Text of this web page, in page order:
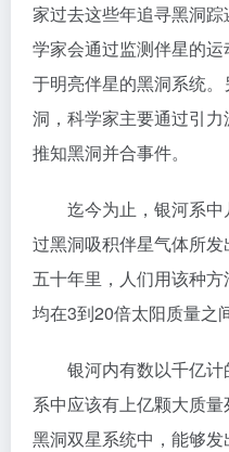
家过去这些年追寻黑洞
学家会通过监测伴星的
于明亮伴星的黑洞系统
洞，科学家主要通过引
推知黑洞并合事件。
迄今为止，银河系中
过黑洞吸积伴星气体所
五十年里，人们用该种
均在3到20倍太阳质量之间
银河内有数以千亿计
系中应该有上亿颗大质
黑洞双星系统中，能够